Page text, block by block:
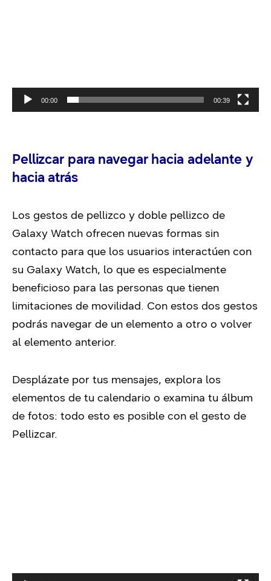
00:00 00:39
Pellizcar para navegar hacia adelante y
hacia atrás
Los gestos de pellizco y doble pellizco de
Galaxy Watch ofrecen nuevas formas sin
contacto para que los usuarios interactúen con
su Galaxy Watch, lo que es especialmente
beneficioso para las personas que tienen
limitaciones de movilidad. Con estos dos gestos
podrás navegar de un elemento a otro o volver
al elemento anterior.
Desplázate por tus mensajes, explora los
elementos de tu calendario o examina tu álbum
de fotos: todo esto es posible con el gesto de
Pellizcar.